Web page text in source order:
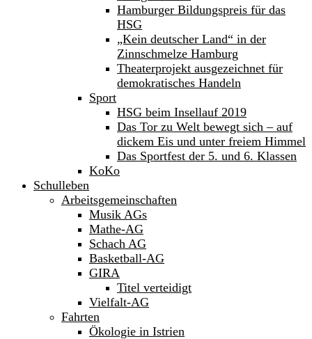
Hamburger Bildungspreis für das
HSG
„Kein deutscher Land“ in der
Zinnschmelze Hamburg
Theaterprojekt ausgezeichnet für
demokratisches Handeln
Sport
HSG beim Insellauf 2019
Das Tor zu Welt bewegt sich – auf
dickem Eis und unter freiem Himmel
Das Sportfest der 5. und 6. Klassen
KoKo
Schulleben
Arbeitsgemeinschaften
Musik AGs
Mathe-AG
Schach AG
Basketball-AG
GIRA
Titel verteidigt
Vielfalt-AG
Fahrten
Ökologie in Istrien